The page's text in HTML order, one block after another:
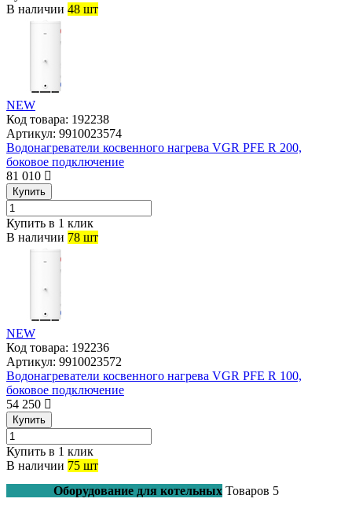
В наличии 48 шт
NEW
Код товара: 192238
Артикул: 9910023574
Водонагреватели косвенного нагрева VGR PFE R 200,
боковое подключение
81 010
Купить
Купить в 1 клик
В наличии 78 шт
NEW
Код товара: 192236
Артикул: 9910023572
Водонагреватели косвенного нагрева VGR PFE R 100,
боковое подключение
54 250
Купить
Купить в 1 клик
В наличии 75 шт
Оборудование для котельных Товаров 5